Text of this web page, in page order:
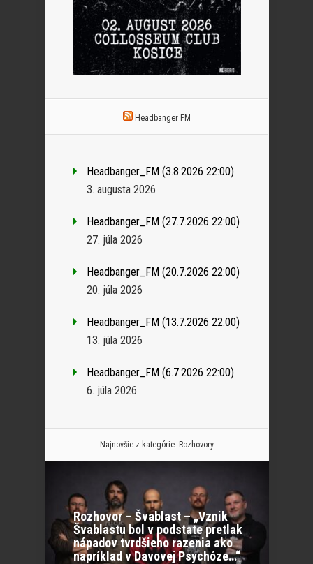
Headbanger FM
Headbanger_FM (3.8.2026 22:00)
3. augusta 2026
Headbanger_FM (27.7.2026 22:00)
27. júla 2026
Headbanger_FM (20.7.2026 22:00)
20. júla 2026
Headbanger_FM (13.7.2026 22:00)
13. júla 2026
Headbanger_FM (6.7.2026 22:00)
6. júla 2026
Najnovšie z kategórie: Rozhovory
Rozhovor – Švablast – „Vznik
Švablastu bol v podstate pretlak
nápadov tvrdšieho razenia ako
napríklad v Davovej Psychóze…“